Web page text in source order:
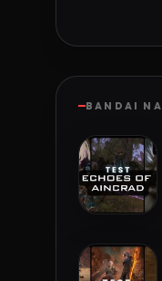
BANDAI